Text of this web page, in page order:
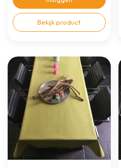
Bekijk product